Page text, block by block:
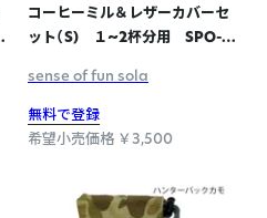
コーヒーミル＆レザーカバーセ
ット（S) １~2杯分用 SPO-
sense of fun sola
無料で登録
希望小売価格 ￥3,500